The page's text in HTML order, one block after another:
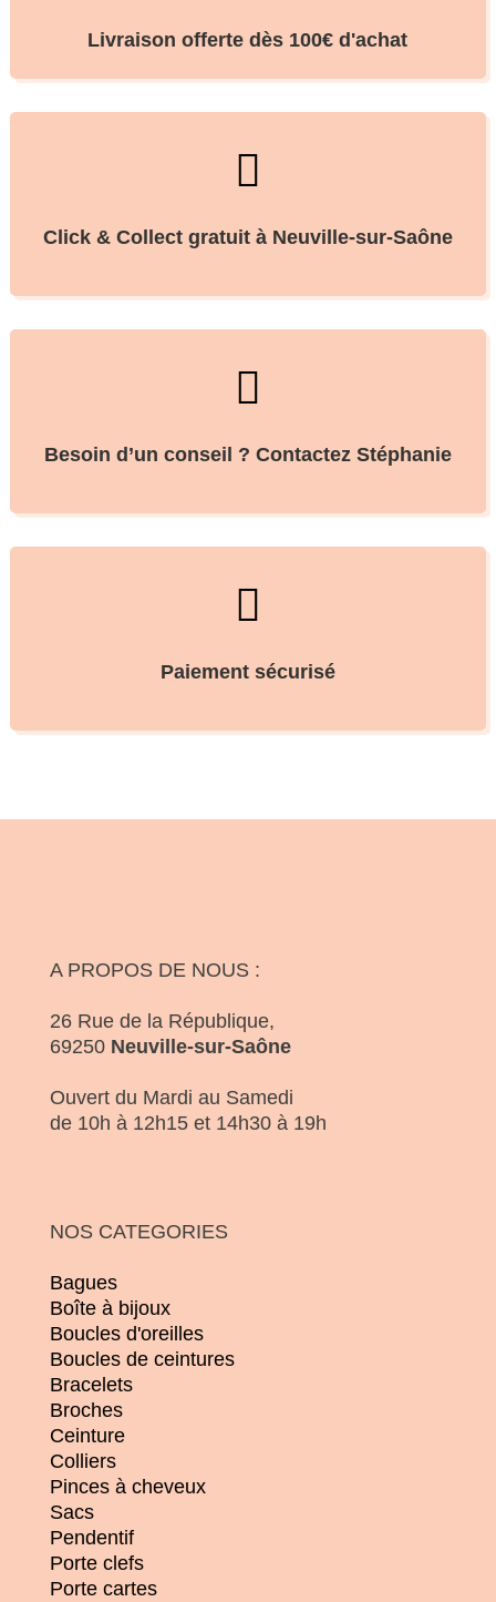
Livraison offerte dès 100€ d'achat

Click & Collect gratuit à Neuville-sur-Saône

Besoin d’un conseil ? Contactez Stéphanie

Paiement sécurisé
A PROPOS DE NOUS :
26 Rue de la République,
69250 Neuville-sur-Saône
Ouvert du Mardi au Samedi
de 10h à 12h15 et 14h30 à 19h
NOS CATEGORIES
Bagues
Boîte à bijoux
Boucles d'oreilles
Boucles de ceintures
Bracelets
Broches
Ceinture
Colliers
Pinces à cheveux
Sacs
Pendentif
Porte clefs
Porte cartes